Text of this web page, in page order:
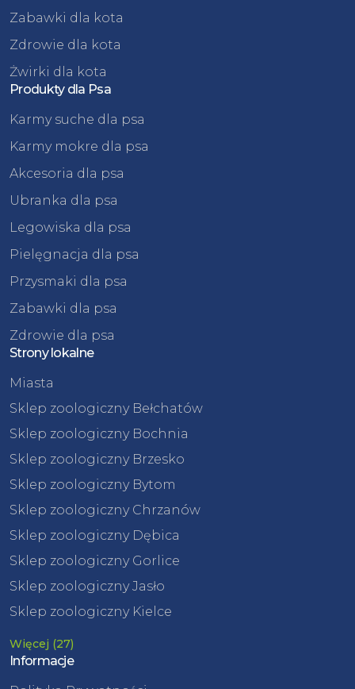
Zabawki dla kota
Zdrowie dla kota
Żwirki dla kota
Produkty dla Psa
Karmy suche dla psa
Karmy mokre dla psa
Akcesoria dla psa
Ubranka dla psa
Legowiska dla psa
Pielęgnacja dla psa
Przysmaki dla psa
Zabawki dla psa
Zdrowie dla psa
Strony lokalne
Miasta
Sklep zoologiczny Bełchatów
Sklep zoologiczny Bochnia
Sklep zoologiczny Brzesko
Sklep zoologiczny Bytom
Sklep zoologiczny Chrzanów
Sklep zoologiczny Dębica
Sklep zoologiczny Gorlice
Sklep zoologiczny Jasło
Sklep zoologiczny Kielce
Więcej (27)
Informacje